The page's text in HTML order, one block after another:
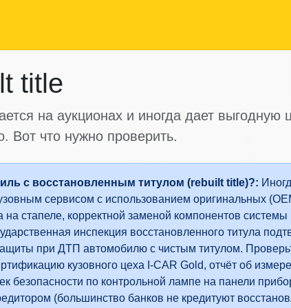
Manheim
Copart Autocheck
title
на аукционах и иногда дает выгодную
Вот что нужно проверить.
с восстановленным титулом (rebuilt title)?:
сервисом с использованием оригинальных
на стапеле, корректной заменой компонентов
инспекция восстановленного титула
при ДТП автомобилю с чистым титулом.
кузовного цеха I-CAR Gold, отчёт об
безопасности по контрольной лампе на панели
(большинство банков не кредитуют